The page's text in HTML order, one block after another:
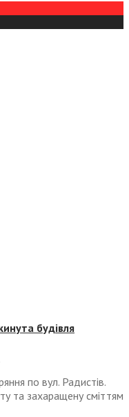
будівля
по вул. Радистів.
та захаращену сміттям